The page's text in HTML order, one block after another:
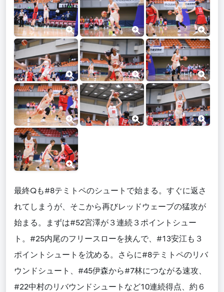
最終Qも#8テミトペのシュートで始まる。すぐに返さ
れてしまうが、そこから再びレッドウェーブの猛攻が
始まる。まずは#52宮澤が３連続３ポイントシュー
ト。#25内尾のフリースローを挟んで、#13安江も３
ポイントシュートを沈める。さらに#8テミトペのリバ
ウンドシュート、#45伊森から#7林につながる速攻、
#22中村のリバウンドシュートなど10連続得点、約６